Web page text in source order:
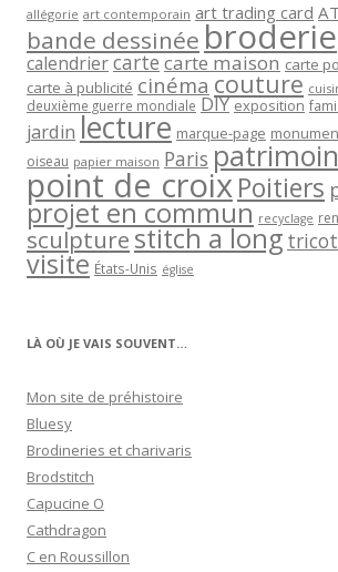
allégorie art contemporain art trading card
bande dessinée broderie
calendriercartecarte maison carte
carte à publicité cinéma couture
deuxième guerre mondiale DIY exposition
jardin lecture marque-page
oiseau papier maison Paris
point de croixPoitiers
projet en commun recyclage
sculpturestitch a long tricot
visite États-Unis église
LÀ OÙ JE VAIS SOUVENT…
Mon site de préhistoire
Bluesy
Brodineries et charivaris
Brodstitch
Capucine O
Cathdragon
C en Roussillon